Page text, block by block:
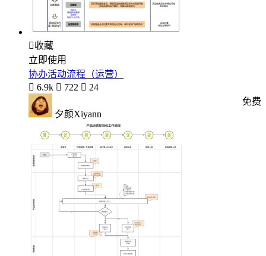
收藏
立即使用
协办活动流程（运营）
 6.9k  722  24
夕颜Xiyann
免费